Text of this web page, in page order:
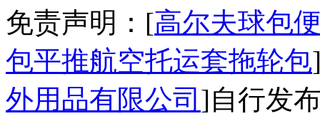
免责声明：[高尔夫球包
包平推航空托运套拖轮包
外用品有限公司 ]自行发